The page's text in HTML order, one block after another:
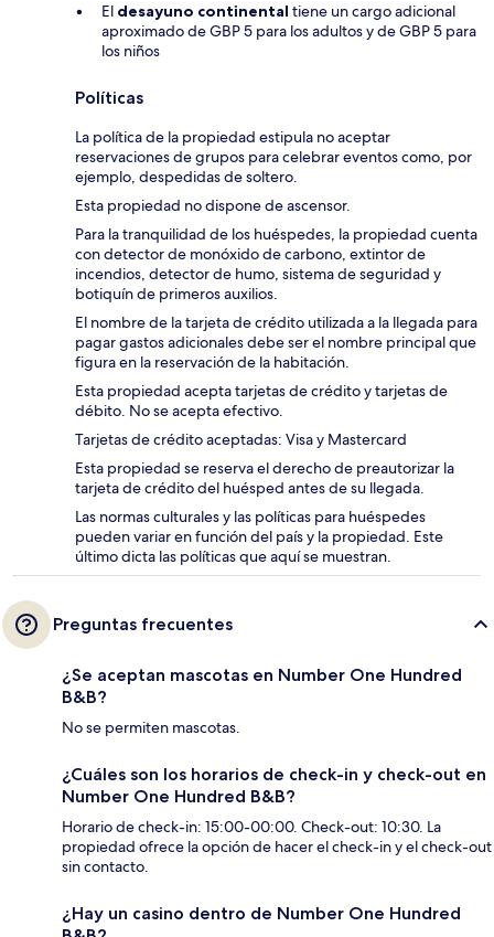
El desayuno continental tiene un cargo adicional
aproximado de GBP 5 para los adultos y de GBP 5 para
los niños
Políticas
La política de la propiedad estipula no aceptar
reservaciones de grupos para celebrar eventos como, por
ejemplo, despedidas de soltero.
Esta propiedad no dispone de ascensor.
Para la tranquilidad de los huéspedes, la propiedad cuenta
con detector de monóxido de carbono, extintor de
incendios, detector de humo, sistema de seguridad y
botiquín de primeros auxilios.
El nombre de la tarjeta de crédito utilizada a la llegada para
pagar gastos adicionales debe ser el nombre principal que
figura en la reservación de la habitación.
Esta propiedad acepta tarjetas de crédito y tarjetas de
débito. No se acepta efectivo.
Tarjetas de crédito aceptadas: Visa y Mastercard
Esta propiedad se reserva el derecho de preautorizar la
tarjeta de crédito del huésped antes de su llegada.
Las normas culturales y las políticas para huéspedes
pueden variar en función del país y la propiedad. Este
último dicta las políticas que aquí se muestran.
Preguntas frecuentes
¿Se aceptan mascotas en Number One Hundred
B&B?
No se permiten mascotas.
¿Cuáles son los horarios de check-in y check-out en
Number One Hundred B&B?
Horario de check-in: 15:00-00:00. Check-out: 10:30. La
propiedad ofrece la opción de hacer el check-in y el check-out
sin contacto.
¿Hay un casino dentro de Number One Hundred